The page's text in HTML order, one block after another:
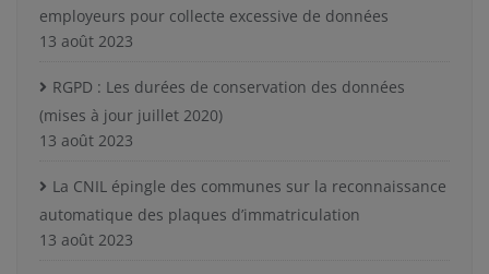
employeurs pour collecte excessive de données
13 août 2023
RGPD : Les durées de conservation des données
(mises à jour juillet 2020)
13 août 2023
La CNIL épingle des communes sur la reconnaissance
automatique des plaques d’immatriculation
13 août 2023